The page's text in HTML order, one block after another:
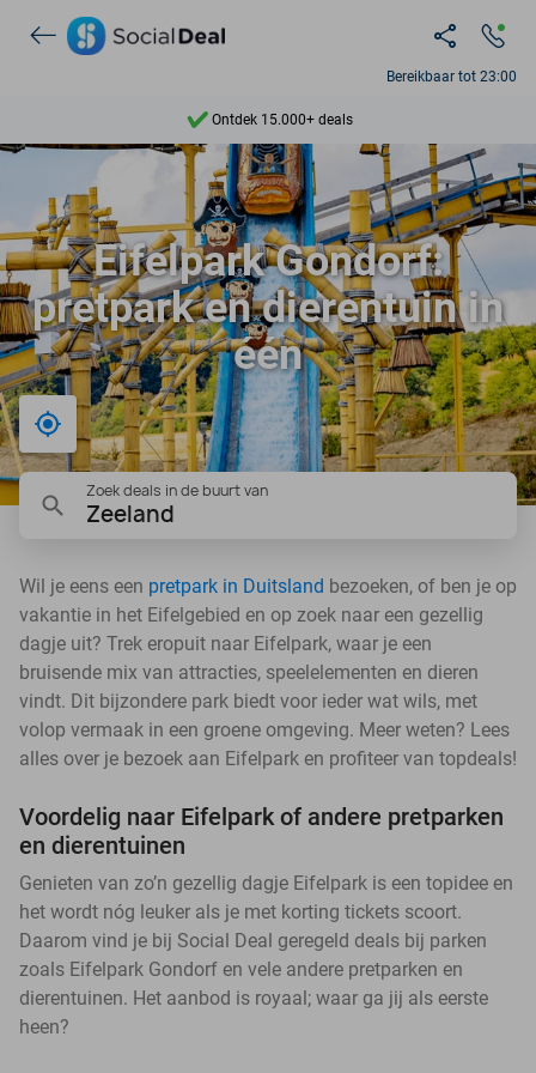
Bereikbaar tot 23:00
Ontdek 15.000+ deals
7 dagen per week beschikbaar
10+ miljoen leden
9,4
Ontdek 15.000+ deals
Eifelpark Gondorf:
pretpark en dierentuin in
één
Bij mij in de buurt
Zoek deals in de buurt van
Zeeland
Wil je eens een pretpark in Duitsland bezoeken, of ben je op
vakantie in het Eifelgebied en op zoek naar een gezellig
dagje uit? Trek eropuit naar Eifelpark, waar je een
bruisende mix van attracties, speelelementen en dieren
vindt. Dit bijzondere park biedt voor ieder wat wils, met
volop vermaak in een groene omgeving. Meer weten? Lees
alles over je bezoek aan Eifelpark en profiteer van topdeals!
Voordelig naar Eifelpark of andere pretparken
en dierentuinen
Genieten van zo’n gezellig dagje Eifelpark is een topidee en
het wordt nóg leuker als je met korting tickets scoort.
Daarom vind je bij Social Deal geregeld deals bij parken
zoals Eifelpark Gondorf en vele andere pretparken en
dierentuinen. Het aanbod is royaal; waar ga jij als eerste
heen?